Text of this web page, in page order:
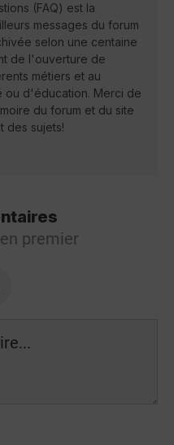
(FAQ) est la
messages du forum
selon une centaine
de l'ouverture de
métiers et au
ou d'éducation. Merci de
du forum et du site
des sujets!
en premier